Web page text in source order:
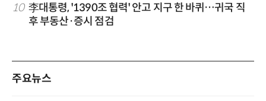
10 李대통령, '1390조 협력' 안고 지구 한 바퀴…귀국 직
후 부동산·증시 점검
주요뉴스